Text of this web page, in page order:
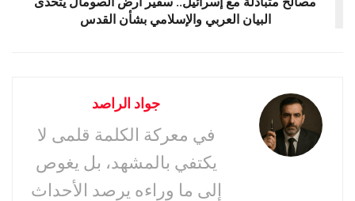
البيان العربي والإسلامي بشأن القدس
جواد الراصد
في معركة الكلمة قلمى لا
يكتفي بالمشهد، بل يغوص
إلى ما وراءه يرصد الأحداث